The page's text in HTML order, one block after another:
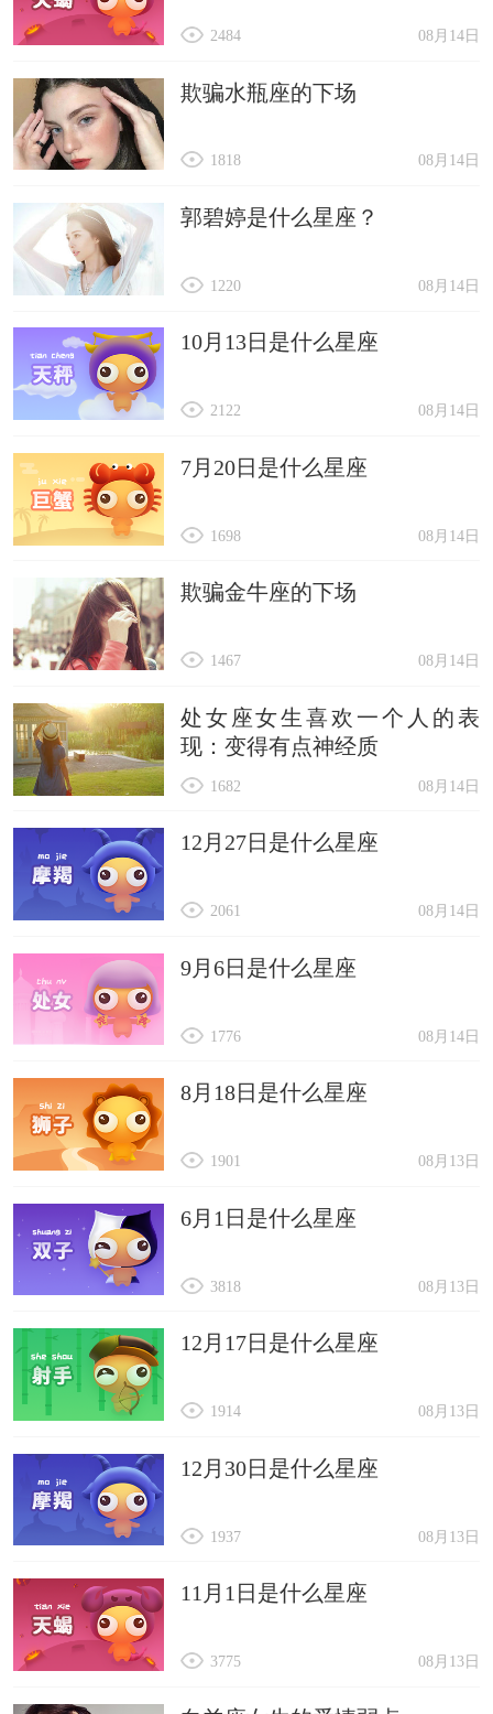
08月14日
2484
欺骗水瓶座的下场
08月14日
1818
郭碧婷是什么星座？
08月14日
1220
10月13日是什么星座
08月14日
2122
7月20日是什么星座
08月14日
1698
欺骗金牛座的下场
08月14日
1467
处女座女生喜欢一个人的表
现：变得有点神经质
08月14日
1682
12月27日是什么星座
08月14日
2061
9月6日是什么星座
08月14日
1776
8月18日是什么星座
08月13日
1901
6月1日是什么星座
08月13日
3818
12月17日是什么星座
08月13日
1914
12月30日是什么星座
08月13日
1937
11月1日是什么星座
08月13日
3775